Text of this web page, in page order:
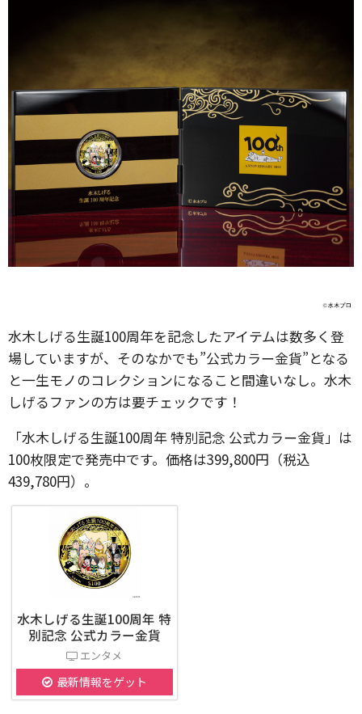
水木しげる生誕100周年を記念したアイテムは数多く登
場していますが、そのなかでも”公式カラー金貨”となる
と一生モノのコレクションになること間違いなし。水木
しげるファンの方は要チェックです！
「水木しげる生誕100周年 特別記念 公式カラー金貨」は
100枚限定で発売中です。価格は399,800円（税込
439,780円）。
水木しげる生誕100周年 特
別記念 公式カラー金貨
エンタメ
最新情報をゲット